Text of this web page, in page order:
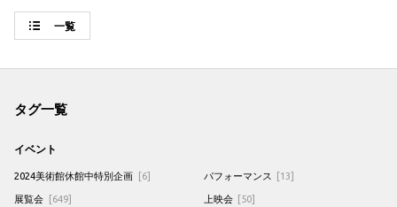
一覧
タグ一覧
イベント
2024美術館休館中特別企画 [6]
展覧会 [649]
パフォーマンス [13]
上映会 [50]